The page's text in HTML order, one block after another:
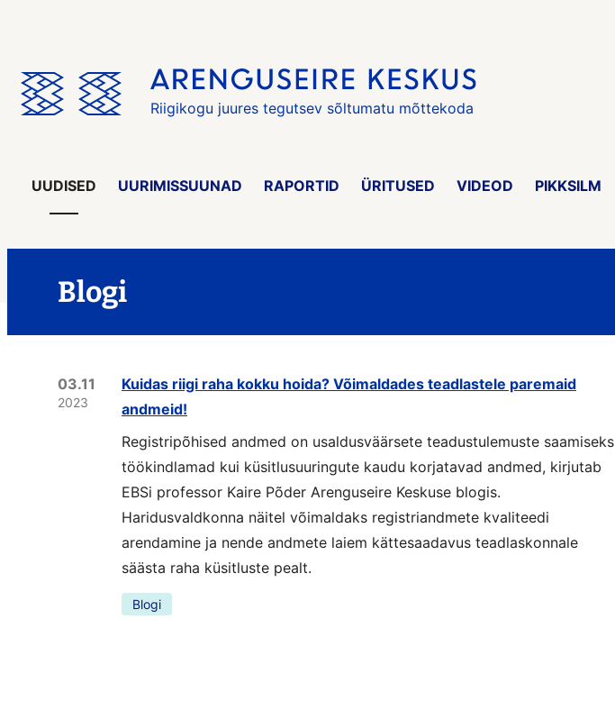
Riigikogu juures tegutsev sõltumatu mõttekoda
UUDISED UURIMISSUUNAD RAPORTID ÜRITUSED VIDEOD PIKKSILM
Blogi
03.11
2023
Kuidas riigi raha kokku hoida? Võimaldades teadlastele paremaid
andmeid!
Registripõhised andmed on usaldusväärsete teadustulemuste saamiseks
töökindlamad kui küsitlusuuringute kaudu korjatavad andmed, kirjutab
EBSi professor Kaire Põder Arenguseire Keskuse blogis.
Haridusvaldkonna näitel võimaldaks registriandmete kvaliteedi
arendamine ja nende andmete laiem kättesaadavus teadlaskonnale
säästa raha küsitluste pealt.
Blogi